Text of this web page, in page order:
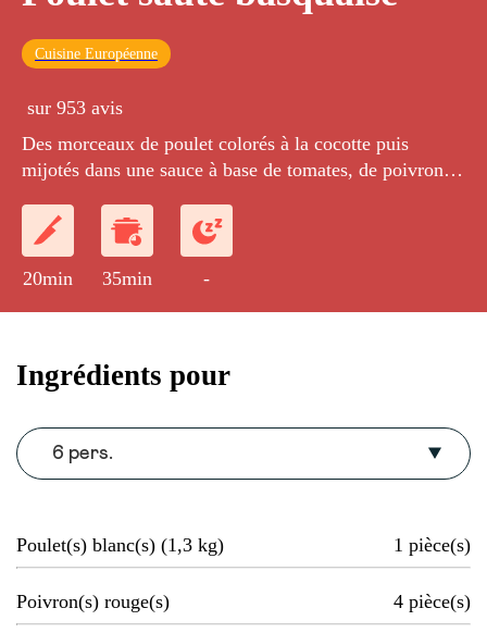
Cuisine Européenne
sur 953 avis
Des morceaux de poulet colorés à la cocotte puis
mijotés dans une sauce à base de tomates, de poivrons
20min 35min -
Ingrédients pour
6 pers.
Poulet(s) blanc(s) (1,3 kg) 1 pièce(s)
Poivron(s) rouge(s) 4 pièce(s)